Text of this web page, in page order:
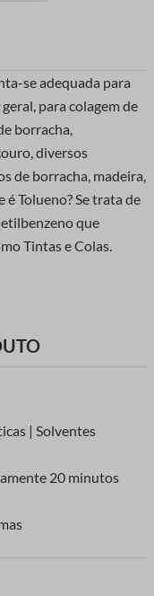
se adequada para
para colagem de
borracha,
diversos
de borracha, madeira,
é Tolueno? Se trata de
que
Tintas e Colas.
| Solventes
20 minutos